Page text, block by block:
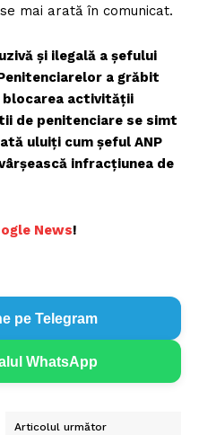
mai arată în comunicat.
și ilegală a șefului
a grăbit
activității
de penitenciare se simt
uluiți cum șeful ANP
infracțiunea de
News!
pe Telegram
WhatsApp
Articolul următor